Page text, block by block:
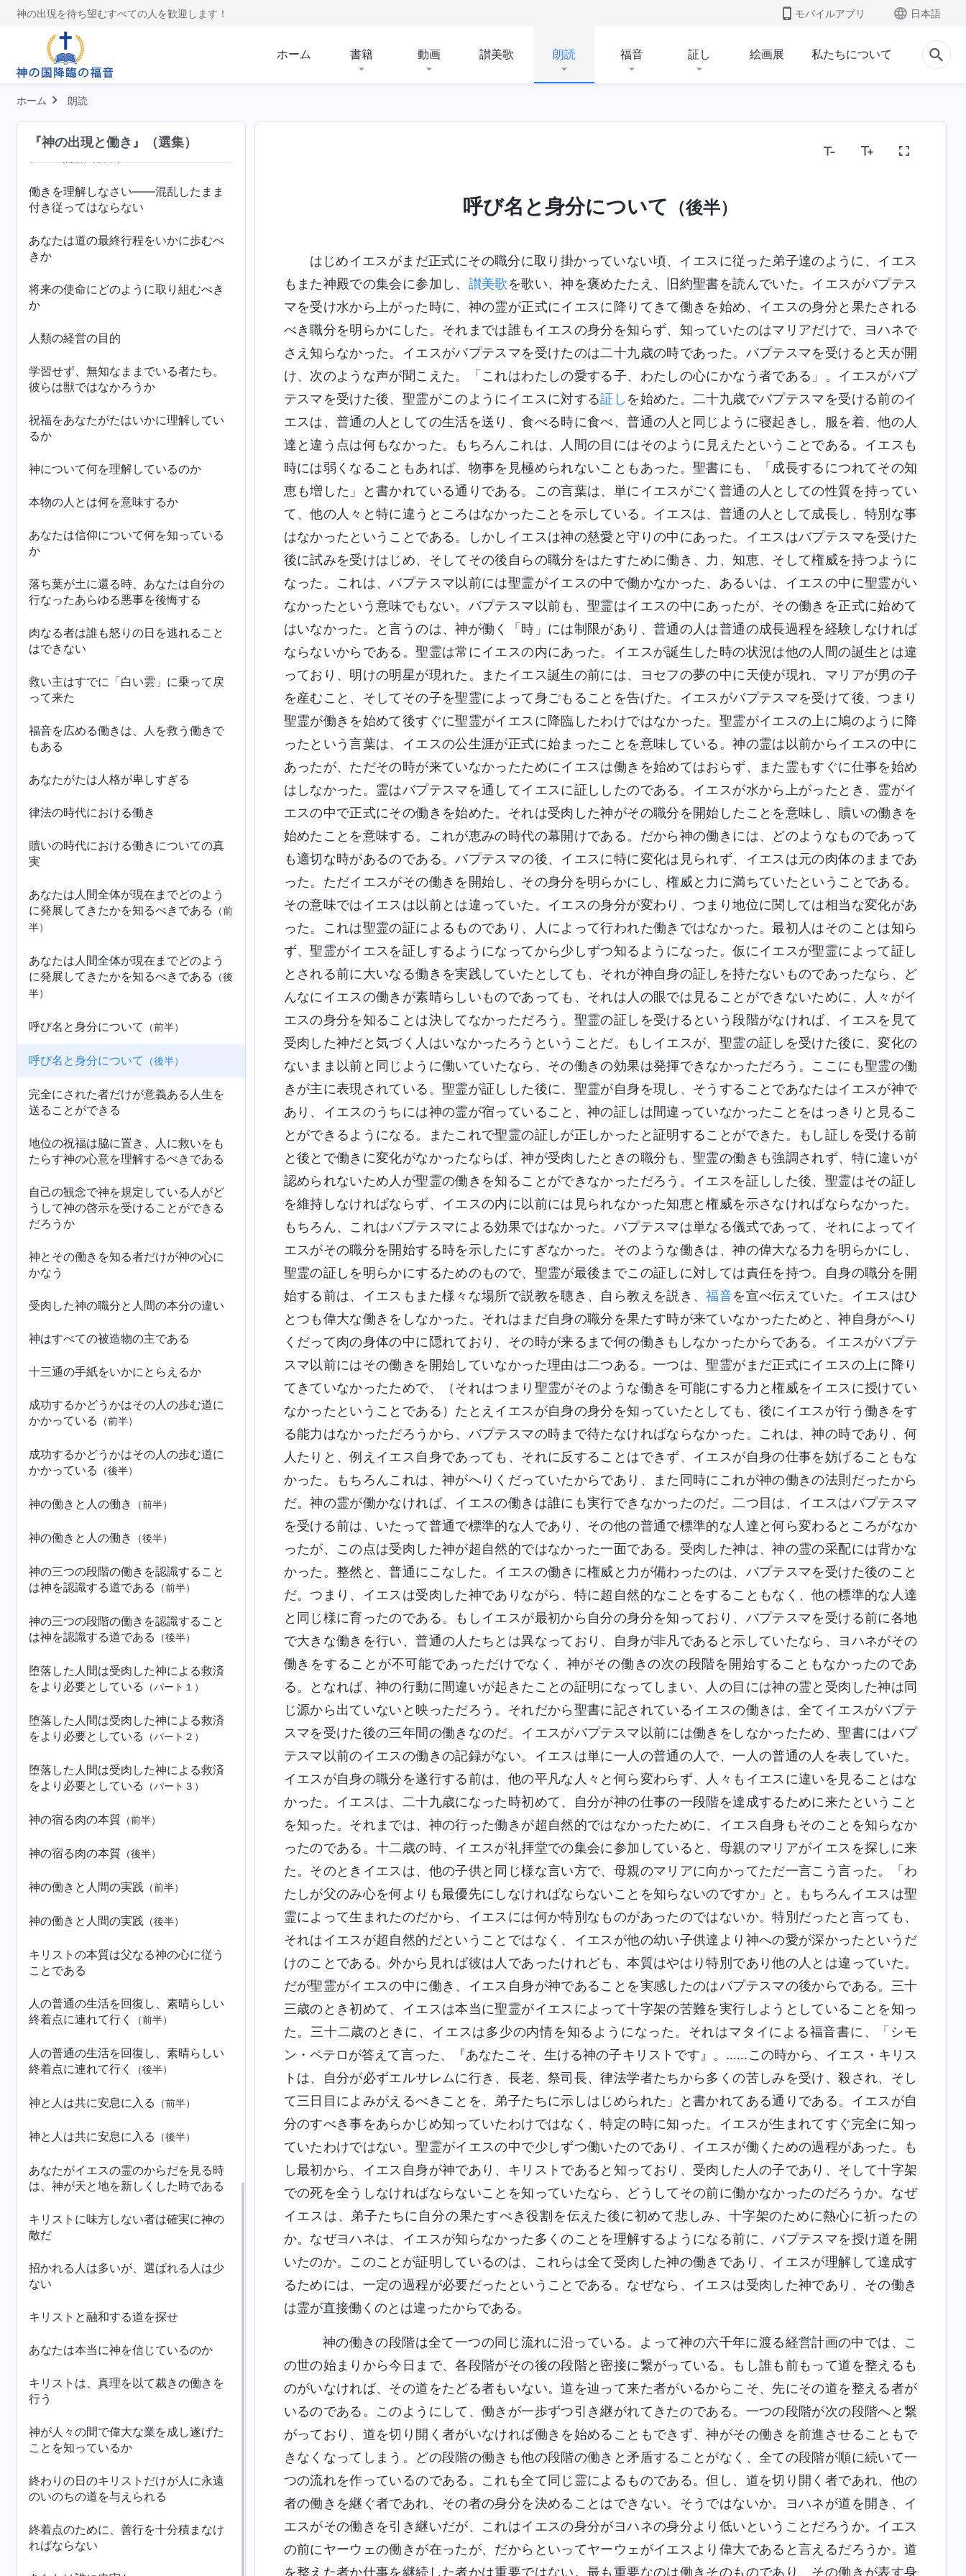
神の出現を待ち望むすべての人を歓迎します！ モバイルアプリ 日本語
ホーム 書籍 動画 讃美歌 朗読 福音 証し 絵画展 私たちについて
ホーム 朗読
『神の出現と働き』（選集）
イスラエルの民のように神に仕える
ペテロの経験──刑罰と裁きに関するペ
テロの認識（前半）
ペテロの経験──刑罰と裁きに関するペ
働きを理解しなさい――混乱したまま
付き従ってはならない
あなたは道の最終行程をいかに歩むべ
きか
将来の使命にどのように取り組むべき
か
人類の経営の目的
学習せず、無知なままでいる者たち。
彼らは獣ではなかろうか
祝福をあなたがたはいかに理解してい
るか
神について何を理解しているのか
本物の人とは何を意味するか
あなたは信仰について何を知っている
か
落ち葉が土に還る時、あなたは自分の
行なったあらゆる悪事を後悔する
肉なる者は誰も怒りの日を逃れること
はできない
救い主はすでに「白い雲」に乗って戻
って来た
福音を広める働きは、人を救う働きで
もある
あなたがたは人格が卑しすぎる
律法の時代における働き
贖いの時代における働きについての真
実
あなたは人間全体が現在までどのよう
に発展してきたかを知るべきである
（前
半）
あなたは人間全体が現在までどのよう
に発展してきたかを知るべきである
（後
半）
呼び名と身分について （前半）
呼び名と身分について （後半）
完全にされた者だけが意義ある人生を
送ることができる
地位の祝福は脇に置き、人に救いをも
たらす神の心意を理解するべきである
自己の観念で神を規定している人がど
うして神の啓示を受けることができる
だろうか
神とその働きを知る者だけが神の心に
かなう
受肉した神の職分と人間の本分の違い
神はすべての被造物の主である
十三通の手紙をいかにとらえるか
成功するかどうかはその人の歩む道に
かかっている
（前半）
成功するかどうかはその人の歩む道に
かかっている
（後半）
神の働きと人の働き （前半）
神の働きと人の働き （後半）
神の三つの段階の働きを認識すること
は神を認識する道である
（前半）
神の三つの段階の働きを認識すること
は神を認識する道である
（後半）
堕落した人間は受肉した神による救済
をより必要としている
（パート１）
堕落した人間は受肉した神による救済
をより必要としている
（パート２）
堕落した人間は受肉した神による救済
をより必要としている
（パート３）
神の宿る肉の本質 （前半）
神の宿る肉の本質 （後半）
神の働きと人間の実践 （前半）
神の働きと人間の実践 （後半）
キリストの本質は父なる神の心に従う
ことである
人の普通の生活を回復し、素晴らしい
終着点に連れて行く
（前半）
人の普通の生活を回復し、素晴らしい
終着点に連れて行く
（後半）
神と人は共に安息に入る （前半）
神と人は共に安息に入る （後半）
あなたがイエスの霊のからだを見る時
は、神が天と地を新しくした時である
キリストに味方しない者は確実に神の
敵だ
招かれる人は多いが、選ばれる人は少
ない
キリストと融和する道を探せ
あなたは本当に神を信じているのか
キリストは、真理を以て裁きの働きを
行う
神が人々の間で偉大な業を成し遂げた
ことを知っているか
終わりの日のキリストだけが人に永遠
のいのちの道を与えられる
終着点のために、善行を十分積まなけ
ればならない
呼び名と身分について （後半）
はじめイエスがまだ正式にその職分に取り掛かっていない頃、イエスに従った弟子達のように、イエス
もまた神殿での集会に参加し、 讃美歌を歌い、神を褒めたたえ、旧約聖書を読んでいた。イエスがバプテス
マを受け水から上がった時に、神の霊が正式にイエスに降りてきて働きを始め、イエスの身分と果たされる
べき職分を明らかにした。それまでは誰もイエスの身分を知らず、知っていたのはマリアだけで、ヨハネで
さえ知らなかった。イエスがバプテスマを受けたのは二十九歳の時であった。バプテスマを受けると天が開
け、次のような声が聞こえた。「これはわたしの愛する子、わたしの心にかなう者である」。イエスがバプ
テスマを受けた後、聖霊がこのようにイエスに対する証し を始めた。二十九歳でバプテスマを受ける前のイ
エスは、普通の人としての生活を送り、食べる時に食べ、普通の人と同じように寝起きし、服を着、他の人
達と違う点は何もなかった。もちろんこれは、人間の目にはそのように見えたということである。イエスも
時には弱くなることもあれば、物事を見極められないこともあった。聖書にも、「成長するにつれてその知
恵も増した」と書かれている通りである。この言葉は、単にイエスがごく普通の人としての性質を持ってい
て、他の人々と特に違うところはなかったことを示している。イエスは、普通の人として成長し、特別な事
はなかったということである。しかしイエスは神の慈愛と守りの中にあった。イエスはバプテスマを受けた
後に試みを受けはじめ、そしてその後自らの職分をはたすために働き、力、知恵、そして権威を持つように
なった。これは、バプテスマ以前には聖霊がイエスの中で働かなかった、あるいは、イエスの中に聖霊がい
なかったという意味でもない。バプテスマ以前も、聖霊はイエスの中にあったが、その働きを正式に始めて
はいなかった。と言うのは、神が働く「時」には制限があり、普通の人は普通の成長過程を経験しなければ
ならないからである。聖霊は常にイエスの内にあった。イエスが誕生した時の状況は他の人間の誕生とは違
っており、明けの明星が現れた。またイエス誕生の前には、ヨセフの夢の中に天使が現れ、マリアが男の子
を産むこと、そしてその子を聖霊によって身ごもることを告げた。イエスがバプテスマを受けて後、つまり
聖霊が働きを始めて後すぐに聖霊がイエスに降臨したわけではなかった。聖霊がイエスの上に鳩のように降
ったという言葉は、イエスの公生涯が正式に始まったことを意味している。神の霊は以前からイエスの中に
あったが、ただその時が来ていなかったためにイエスは働きを始めてはおらず、また霊もすぐに仕事を始め
はしなかった。霊はバプテスマを通してイエスに証ししたのである。イエスが水から上がったとき、霊がイ
エスの中で正式にその働きを始めた。それは受肉した神がその職分を開始したことを意味し、贖いの働きを
始めたことを意味する。これが恵みの時代の幕開けである。だから神の働きには、どのようなものであって
も適切な時があるのである。バプテスマの後、イエスに特に変化は見られず、イエスは元の肉体のままであ
った。ただイエスがその働きを開始し、その身分を明らかにし、権威と力に満ちていたということである。
その意味ではイエスは以前とは違っていた。イエスの身分が変わり、つまり地位に関しては相当な変化があ
った。これは聖霊の証によるものであり、人によって行われた働きではなかった。最初人はそのことは知ら
ず、聖霊がイエスを証しするようになってから少しずつ知るようになった。仮にイエスが聖霊によって証し
とされる前に大いなる働きを実践していたとしても、それが神自身の証しを持たないものであったなら、ど
んなにイエスの働きが素晴らしいものであっても、それは人の眼では見ることができないために、人々がイ
エスの身分を知ることは決してなかっただろう。聖霊の証しを受けるという段階がなければ、イエスを見て
受肉した神だと気づく人はいなかったろうということだ。もしイエスが、聖霊の証しを受けた後に、変化の
ないまま以前と同じように働いていたなら、その働きの効果は発揮できなかっただろう。ここにも聖霊の働
きが主に表現されている。聖霊が証しした後に、聖霊が自身を現し、そうすることであなたはイエスが神で
あり、イエスのうちには神の霊が宿っていること、神の証しは間違っていなかったことをはっきりと見るこ
とができるようになる。またこれで聖霊の証しが正しかったと証明することができた。もし証しを受ける前
と後とで働きに変化がなかったならば、神が受肉したときの職分も、聖霊の働きも強調されず、特に違いが
認められないため人が聖霊の働きを知ることができなかっただろう。イエスを証しした後、聖霊はその証し
を維持しなければならず、イエスの内に以前には見られなかった知恵と権威を示さなければならなかった。
もちろん、これはバプテスマによる効果ではなかった。バプテスマは単なる儀式であって、それによってイ
エスがその職分を開始する時を示したにすぎなかった。そのような働きは、神の偉大なる力を明らかにし、
聖霊の証しを明らかにするためのもので、聖霊が最後までこの証しに対しては責任を持つ。自身の職分を開
始する前は、イエスもまた様々な場所で説教を聴き、自ら教えを説き、福音を宣べ伝えていた。イエスはひ
とつも偉大な働きをしなかった。それはまだ自身の職分を果たす時が来ていなかったためと、神自身がへり
くだって肉の身体の中に隠れており、その時が来るまで何の働きもしなかったからである。イエスがバプテ
スマ以前にはその働きを開始していなかった理由は二つある。一つは、聖霊がまだ正式にイエスの上に降り
てきていなかったためで、（それはつまり聖霊がそのような働きを可能にする力と権威をイエスに授けてい
なかったということである）たとえイエスが自身の身分を知っていたとしても、後にイエスが行う働きをす
る能力はなかっただろうから、バプテスマの時まで待たなければならなかった。これは、神の時であり、何
人たりと、例えイエス自身であっても、それに反することはできず、イエスが自身の仕事を妨げることもな
かった。もちろんこれは、神がへりくだっていたからであり、また同時にこれが神の働きの法則だったから
だ。神の霊が働かなければ、イエスの働きは誰にも実行できなかったのだ。二つ目は、イエスはバプテスマ
を受ける前は、いたって普通で標準的な人であり、その他の普通で標準的な人達と何ら変わるところがなか
ったが、この点は受肉した神が超自然的ではなかった一面である。受肉した神は、神の霊の采配には背かな
かった。整然と、普通にこなした。イエスの働きに権威と力が備わったのは、バプテスマを受けた後のこと
だ。つまり、イエスは受肉した神でありながら、特に超自然的なことをすることもなく、他の標準的な人達
と同じ様に育ったのである。もしイエスが最初から自分の身分を知っており、バプテスマを受ける前に各地
で大きな働きを行い、普通の人たちとは異なっており、自身が非凡であると示していたなら、ヨハネがその
働きをすることが不可能であっただけでなく、神がその働きの次の段階を開始することもなかったのであ
る。となれば、神の行動に間違いが起きたことの証明になってしまい、人の目には神の霊と受肉した神は同
じ源から出ていないと映っただろう。それだから聖書に記されているイエスの働きは、全てイエスがバプテ
スマを受けた後の三年間の働きなのだ。イエスがバプテスマ以前には働きをしなかったため、聖書にはバプ
テスマ以前のイエスの働きの記録がない。イエスは単に一人の普通の人で、一人の普通の人を表していた。
イエスが自身の職分を遂行する前は、他の平凡な人々と何ら変わらず、人々もイエスに違いを見ることはな
かった。イエスは、二十九歳になった時初めて、自分が神の仕事の一段階を達成するために来たということ
を知った。それまでは、神の行った働きが超自然的ではなかったために、イエス自身もそのことを知らなか
ったのである。十二歳の時、イエスが礼拝堂での集会に参加していると、母親のマリアがイエスを探しに来
た。そのときイエスは、他の子供と同じ様な言い方で、母親のマリアに向かってただ一言こう言った。「わ
たしが父のみ心を何よりも最優先にしなければならないことを知らないのですか」と。もちろんイエスは聖
霊によって生まれたのだから、イエスには何か特別なものがあったのではないか。特別だったと言っても、
それはイエスが超自然的だということではなく、イエスが他の幼い子供達より神への愛が深かったというだ
けのことである。外から見れば彼は人であったけれども、本質はやはり特別であり他の人とは違っていた。
だが聖霊がイエスの中に働き、イエス自身が神であることを実感したのはバプテスマの後からである。三十
三歳のとき初めて、イエスは本当に聖霊がイエスによって十字架の苦難を実行しようとしていることを知っ
た。三十二歳のときに、イエスは多少の内情を知るようになった。それはマタイによる福音書に、「シモ
ン・ペテロが答えて言った、『あなたこそ、生ける神の子キリストです』。……この時から、イエス・キリス
トは、自分が必ずエルサレムに行き、長老、祭司長、律法学者たちから多くの苦しみを受け、殺され、そし
て三日目によみがえるべきことを、弟子たちに示しはじめられた」と書かれてある通りである。イエスが自
分のすべき事をあらかじめ知っていたわけではなく、特定の時に知った。イエスが生まれてすぐ完全に知っ
ていたわけではない。聖霊がイエスの中で少しずつ働いたのであり、イエスが働くための過程があった。も
し最初から、イエス自身が神であり、キリストであると知っており、受肉した人の子であり、そして十字架
での死を全うしなければならないことを知っていたなら、どうしてその前に働かなかったのだろうか。なぜ
イエスは、弟子たちに自分の果たすべき役割を伝えた後に初めて悲しみ、十字架のために熱心に祈ったの
か。なぜヨハネは、イエスが知らなかった多くのことを理解するようになる前に、バプテスマを授け道を開
いたのか。このことが証明しているのは、これらは全て受肉した神の働きであり、イエスが理解して達成す
るためには、一定の過程が必要だったということである。なぜなら、イエスは受肉した神であり、その働き
は霊が直接働くのとは違ったからである。
神の働きの段階は全て一つの同じ流れに沿っている。よって神の六千年に渡る経営計画の中では、こ
の世の始まりから今日まで、各段階がその後の段階と密接に繋がっている。もし誰も前もって道を整えるも
のがいなければ、その道をたどる者もいない。道を辿って来た者がいるからこそ、先にその道を整える者が
いるのである。このようにして、働きが一歩ずつ引き継がれてきたのである。一つの段階が次の段階へと繋
がっており、道を切り開く者がいなければ働きを始めることもできず、神がその働きを前進させることもで
きなくなってしまう。どの段階の働きも他の段階の働きと矛盾することがなく、全ての段階が順に続いて一
つの流れを作っているのである。これも全て同じ霊によるものである。但し、道を切り開く者であれ、他の
者の働きを継ぐ者であれ、その者の身分を決めることはできない。そうではないか。ヨハネが道を開き、イ
エスがその働きを引き継いだが、これはイエスの身分がヨハネの身分より低いということだろうか。イエス
の前にヤーウェの働きが在ったが、だからといってヤーウェがイエスより偉大であると言えるだろうか。道
を整えた者か仕事を継続した者かは重要ではない。最も重要なのは働きそのものであり、その働きが表す身